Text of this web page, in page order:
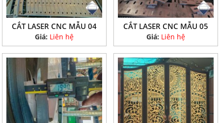
CẮT LASER CNC MẪU 04
Giá: Liên hệ
CẮT LASER CNC MẪU 05
Giá: Liên hệ